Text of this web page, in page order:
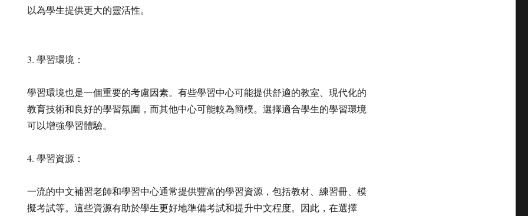
以為學生提供更大的靈活性。
3. 學習環境：
學習環境也是一個重要的考慮因素。有些學習中心可能提供舒適的教室、現代化的
教育技術和良好的學習氛圍，而其他中心可能較為簡樸。選擇適合學生的學習環境
可以增強學習體驗。
4. 學習資源：
一流的中文補習老師和學習中心通常提供豐富的學習資源，包括教材、練習冊、模
擬考試等。這些資源有助於學生更好地準備考試和提升中文程度。因此，在選擇